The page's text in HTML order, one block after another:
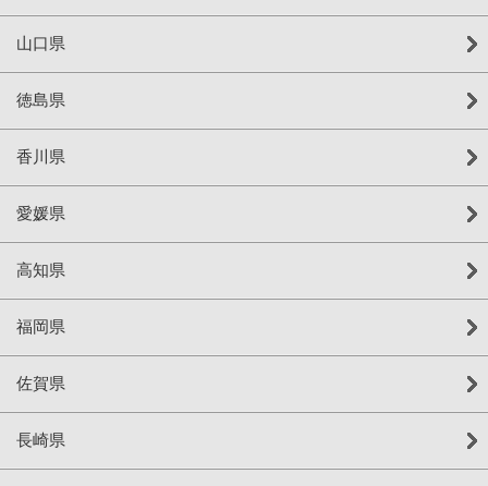
山口県
徳島県
香川県
愛媛県
高知県
福岡県
佐賀県
長崎県